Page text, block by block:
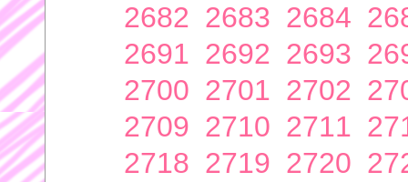
2682 2683 2684
2691 2692 2693
2700 2701 2702
2709 2710 2711
2718 2719 2720